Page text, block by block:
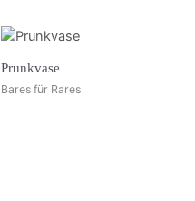
Prunkvase
Bares für Rares